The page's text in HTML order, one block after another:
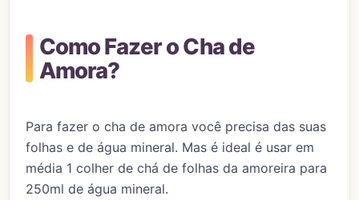
Como Fazer o Cha de
Amora?
Para fazer o cha de amora você precisa das suas
folhas e de água mineral. Mas é ideal é usar em
média 1 colher de chá de folhas da amoreira para
250ml de água mineral.